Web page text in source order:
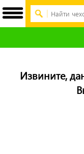
Извините,